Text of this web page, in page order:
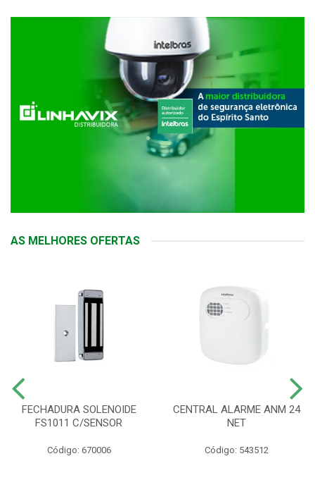
AS MELHORES OFERTAS
FECHADURA SOLENOIDE
FS1011 C/SENSOR
Código: 670006
CENTRAL ALARME ANM 24
NET
Código: 543512